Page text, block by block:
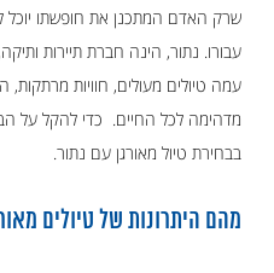
שרק האדם המתכנן את חופשתו
עבורו. נתור, הינה חברת תיירות
עמה טיולים מעולים, חוויות מרתקות,
מדהימה לכל החיים. כדי להקל על
בבחירת טיול מאורגן עם נתור.
מהם היתרונות של טיולים